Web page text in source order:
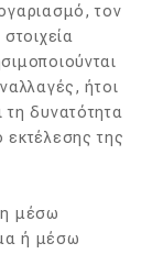
τον
ήτοι
δυνατότητα
της
μέσω
ή μέσω